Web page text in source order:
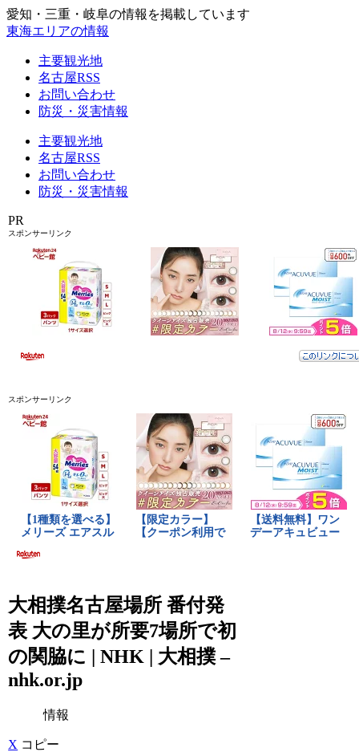
愛知・三重・岐阜の情報を掲載しています
東海エリアの情報
主要観光地
名古屋RSS
お問い合わせ
防災・災害情報
主要観光地
名古屋RSS
お問い合わせ
防災・災害情報
PR
スポンサーリンク
スポンサーリンク
大相撲名古屋場所 番付発
表 大の里が所要7場所で初
の関脇に | NHK | 大相撲 –
nhk.or.jp
情報
X コピー